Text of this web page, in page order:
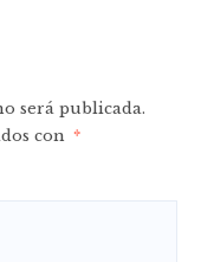
será publicada.
con *